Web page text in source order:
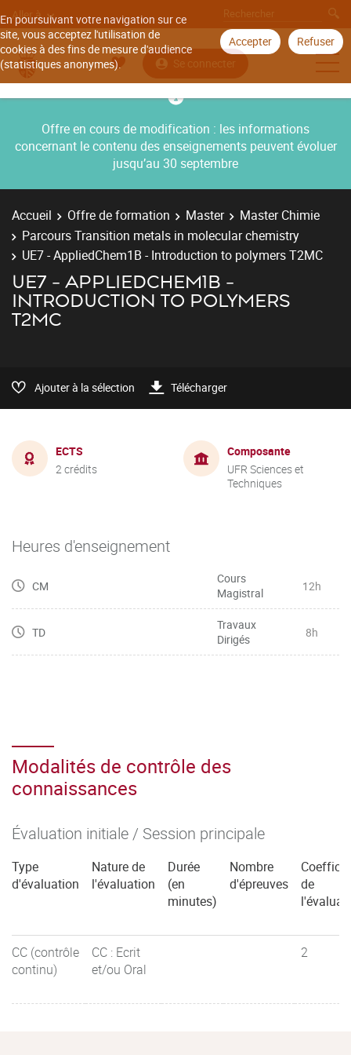
En poursuivant votre navigation sur ce
site, vous acceptez l'utilisation de
cookies à des fins de mesure d'audience
(statistiques anonymes).
Accepter Refuser
Aller à
Se connecter
Offre en cours de modification : les informations
concernant le contenu des enseignements peuvent évoluer
jusqu’au 30 septembre
Accueil Offre de formation Master
Master Chimie
Parcours Transition metals in molecular chemistry
UE7 - AppliedChem1B - Introduction to polymers T2MC
UE7 - APPLIEDCHEM1B -
INTRODUCTION TO POLYMERS
T2MC
Ajouter à la sélection Télécharger
ECTS
2 crédits
Composante
UFR Sciences et
Techniques
Heures d'enseignement
CM
Cours
Magistral
12h
TD
Travaux
Dirigés
8h
Modalités de contrôle des
connaissances
Évaluation initiale / Session principale
Type
d'évaluation
Nature de
l'évaluation
Durée
(en
minutes)
Nombre
d'épreuves
de
CC (contrôle
continu)
CC : Ecrit
et/ou Oral
2